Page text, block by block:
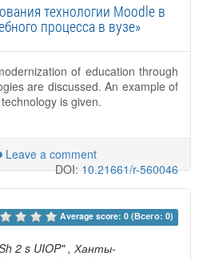
технологии Moodlе в
процесса в вузе»
of education through
are discussed. An example of
is given.
Leave a comment
DOI:10.21661/r-560046
Average score: 0 (Всего: 0)
2 s UIOP" , Ханты-